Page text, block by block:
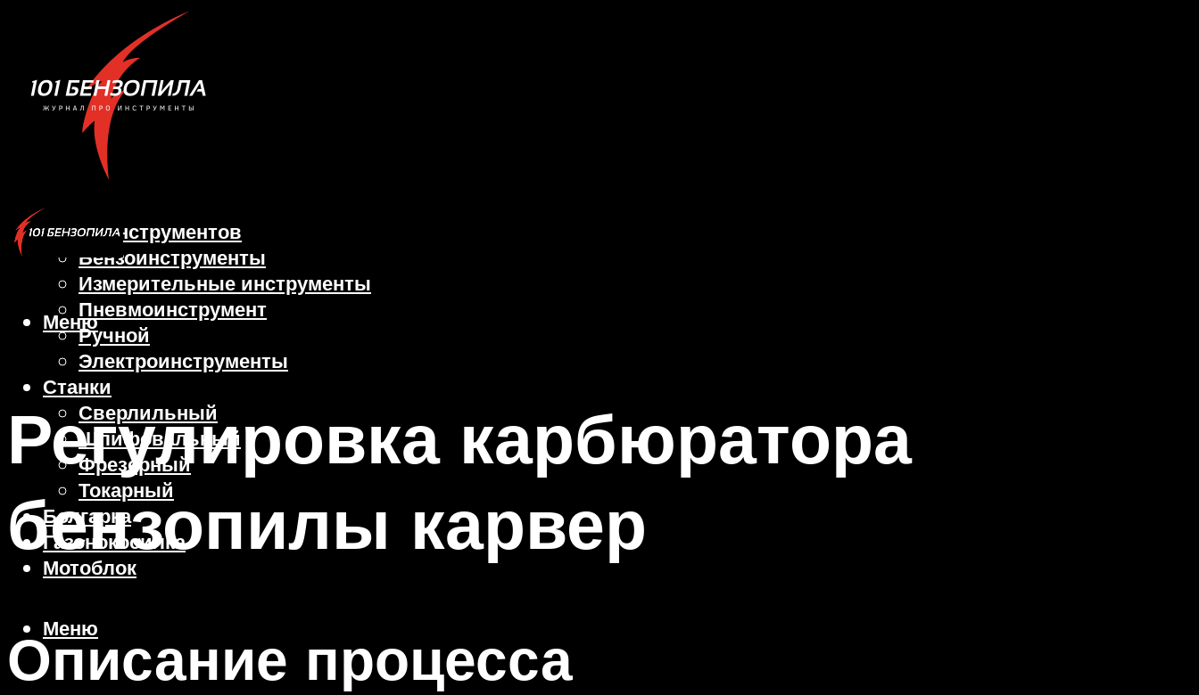
Виды инструментов
Бензоинструменты
Измерительные инструменты
Пневмоинструмент
Ручной
Электроинструменты
Станки
Сверлильный
Шлифовальный
Фрезерный
Токарный
Болгарка
Газонокосилка
Мотоблок
Меню
Меню
Регулировка карбюратора
бензопилы карвер
Описание процесса